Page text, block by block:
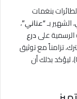
بنغمات
، الشهير بـ“عناني”،
الرسمية علىدرع
100 ألف مشترك، تزامناً مع توثيق
قناته بالعلامة الزرقاء (Official Artist Channel)، ليؤكد بذلك أن